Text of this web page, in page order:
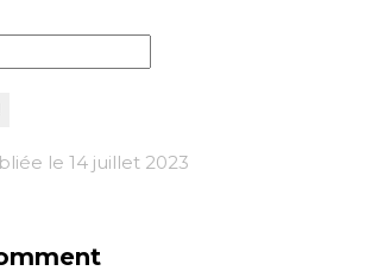
le 14 juillet 2023